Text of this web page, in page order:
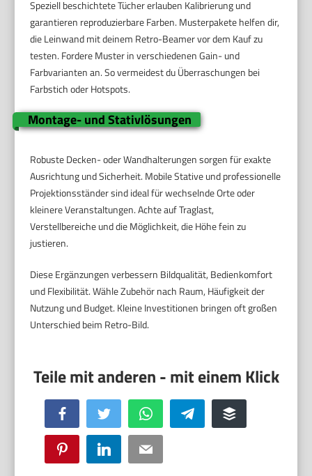
Speziell beschichtete Tücher erlauben Kalibrierung und
garantieren reproduzierbare Farben. Musterpakete helfen dir,
die Leinwand mit deinem Retro-Beamer vor dem Kauf zu
testen. Fordere Muster in verschiedenen Gain- und
Farbvarianten an. So vermeidest du Überraschungen bei
Farbstich oder Hotspots.
Montage- und Stativlösungen
Robuste Decken- oder Wandhalterungen sorgen für exakte
Ausrichtung und Sicherheit. Mobile Stative und professionelle
Projektionsständer sind ideal für wechselnde Orte oder
kleinere Veranstaltungen. Achte auf Traglast,
Verstellbereiche und die Möglichkeit, die Höhe fein zu
justieren.
Diese Ergänzungen verbessern Bildqualität, Bedienkomfort
und Flexibilität. Wähle Zubehör nach Raum, Häufigkeit der
Nutzung und Budget. Kleine Investitionen bringen oft großen
Unterschied beim Retro-Bild.
Facebook Twitter WhatsApp Telegram Buffer
Pinterest LinkedIn Email